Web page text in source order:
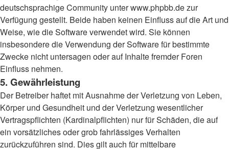
deutschsprachige Community unter www.phpbb.de zur
Verfügung gestellt. Beide haben keinen Einfluss auf die Art und
Weise, wie die Software verwendet wird. Sie können
insbesondere die Verwendung der Software für bestimmte
Zwecke nicht untersagen oder auf Inhalte fremder Foren
Einfluss nehmen.
5. Gewährleistung
Der Betreiber haftet mit Ausnahme der Verletzung von Leben,
Körper und Gesundheit und der Verletzung wesentlicher
Vertragspflichten (Kardinalpflichten) nur für Schäden, die auf
ein vorsätzliches oder grob fahrlässiges Verhalten
zurückzuführen sind. Dies gilt auch für mittelbare